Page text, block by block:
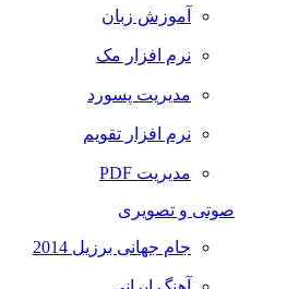
آموزش زبان
نرم افزار مک
مدیریت پسورد
نرم افزار تقویم
مدیریت PDF
صوتی و تصویری
جام جهانی برزیل 2014